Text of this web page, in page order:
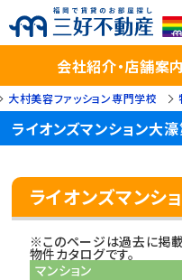
会社紹介・店舗案内
大村美容ファッション専門学校
ライオンズマンション大
ライオンズマンシ
※このページは過去に掲
物件カタログです。
マンション